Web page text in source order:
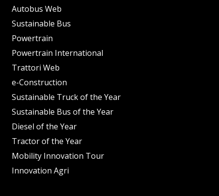
Autobus Web
Sustainable Bus
Powertrain
Powertrain International
Trattori Web
e-Construction
Sustainable Truck of the Year
Sustainable Bus of the Year
Diesel of the Year
Tractor of the Year
Mobility Innovation Tour
Innovation Agri